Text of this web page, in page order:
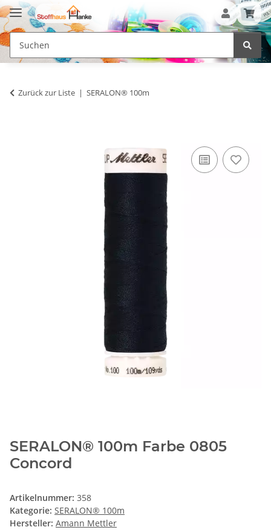
Zurück zur Liste SERALON® 100m
SERALON® 100m Farbe 0805
Concord
Artikelnummer: 358
Kategorie: SERALON® 100m
Hersteller: Amann Mettler